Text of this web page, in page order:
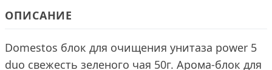
ОПИСАНИЕ
Domestos блок для очищения унитаза power 5
duo свежесть зеленого чая 50г. Арома-блок для